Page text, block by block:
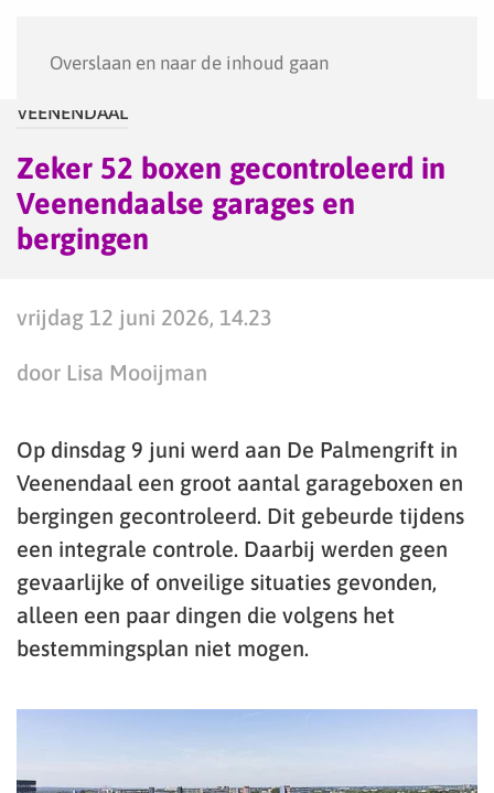
Overslaan en naar de inhoud gaan
VEENENDAAL
Zeker 52 boxen gecontroleerd in
Veenendaalse garages en
bergingen
vrijdag 12 juni 2026, 14.23
door Lisa Mooijman
Op dinsdag 9 juni werd aan De Palmengrift in
Veenendaal een groot aantal garageboxen en
bergingen gecontroleerd. Dit gebeurde tijdens
een integrale controle. Daarbij werden geen
gevaarlijke of onveilige situaties gevonden,
alleen een paar dingen die volgens het
bestemmingsplan niet mogen.